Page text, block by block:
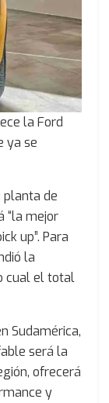
la Ford
ya se
planta de
“la mejor
up”. Para
la
cual el total
Sudamérica,
será la
ofrecerá
y